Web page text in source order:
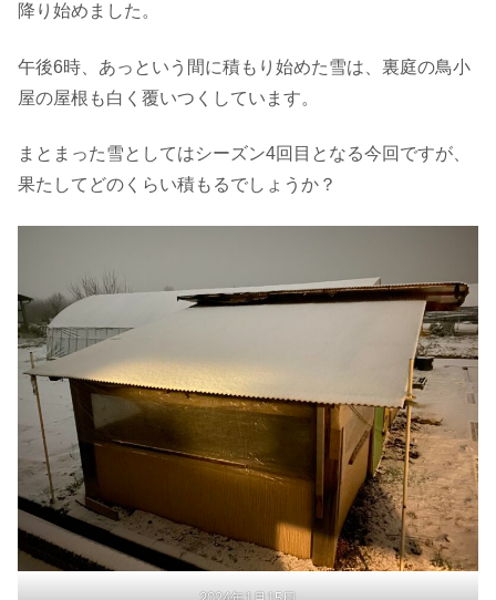
降り始めました。
午後6時、あっという間に積もり始めた雪は、裏庭の鳥小
屋の屋根も白く覆いつくしています。
まとまった雪としてはシーズン4回目となる今回ですが、
果たしてどのくらい積もるでしょうか？